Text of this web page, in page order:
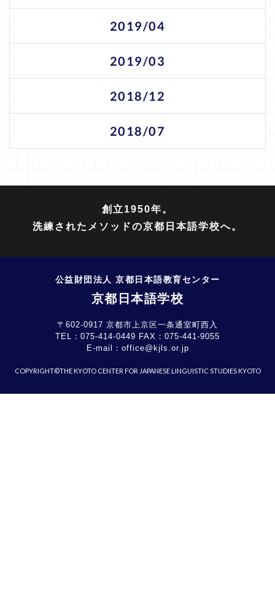
2019/04
2019/03
2018/12
2018/07
創立1950年。
洗練されたメソッドの京都日本語学校へ。
公益財団法人 京都日本語教育センター
京都日本語学校
〒602-0917 京都市上京区一条通室町西入
TEL： 075-414-0449 FAX： 075-441-9055
E-mail： office@kjls.or.jp
COPYRIGHT©THE KYOTO CENTER FOR JAPANESE LINGUISTIC STUDIES KYOTO